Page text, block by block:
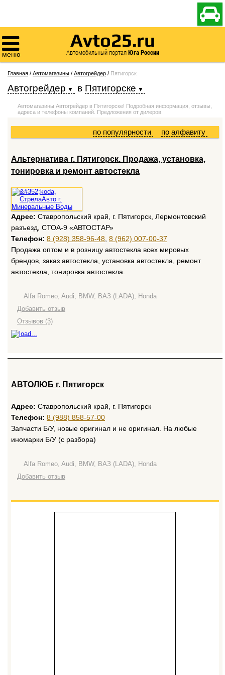


меню
Avto25.ru
Автомобильный порталЮга России
Главная / Автомагазины / Автогрейдер / Пятигорск
Автогрейдер в Пятигорске
Автомагазины Автогрейдер в Пятигорске! Подробная информация, отзывы,
адреса и телефоны компаний. Предложения от дилеров.
по алфавиту
по популярности
Альтернатива г. Пятигорск. Продажа, установка,
тонировка и ремонт автостекла
Адрес: Ставропольский край, г. Пятигорск, Лермонтовский
разъезд, СТОА-9 «АВТОСТАР»
Телефон: 8 (928) 358-96-48 8 (962) 007-00-37
Продажа оптом и в розницу автостекла всех мировых
брендов, заказ автостекла, установка автостекла, ремонт
автостекла, тонировка автостекла.
Alfa Romeo, Audi, BMW, ВАЗ (LADA), Honda
Добавить отзыв
Отзывов (3)
АВТОЛЮБ г. Пятигорск
Адрес: Ставропольский край, г. Пятигорск
Телефон: 8 (988) 858-57-00
Запчасти Б/У, новые оригинал и не оригинал. На любые
иномарки Б/У (с разбора)
Alfa Romeo, Audi, BMW, ВАЗ (LADA), Honda
Добавить отзыв